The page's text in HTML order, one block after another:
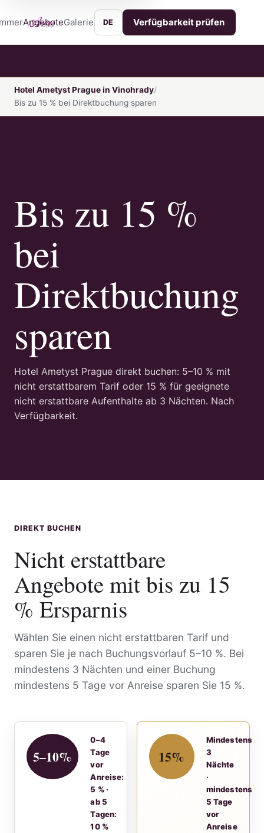
AngeboteGalerie Lage ServicesKontakt
DE Verfügbarkeit prüfen
Hotel Ametyst Prague in Vinohrady
Bis zu 15 % bei Direktbuchung sparen
Bis zu 15 %
bei
Direktbuchung
sparen
Hotel Ametyst Prague direkt buchen: 5–10 % mit
nicht erstattbarem Tarif oder 15 % für geeignete
nicht erstattbare Aufenthalte ab 3 Nächten. Nach
Verfügbarkeit.
DIREKT BUCHEN
Nicht erstattbare
Angebote mit bis zu 15
% Ersparnis
Wählen Sie einen nicht erstattbaren Tarif und
sparen Sie je nach Buchungsvorlauf 5–10 %. Bei
mindestens 3 Nächten und einer Buchung
mindestens 5 Tage vor Anreise sparen Sie 15 %.
5–10%
0–4
Tage
vor
Anreise:
5 % ·
ab 5
Tagen:
10 %
15%
Mindestens
3
Nächte
·
mindestens
5 Tage
vor
Anreise